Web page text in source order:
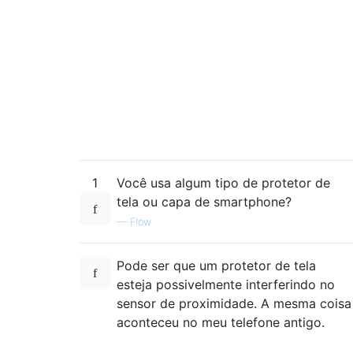
1
Você usa algum tipo de protetor de
tela ou capa de smartphone?
— Flow
Pode ser que um protetor de tela
esteja possivelmente interferindo no
sensor de proximidade. A mesma coisa
aconteceu no meu telefone antigo.